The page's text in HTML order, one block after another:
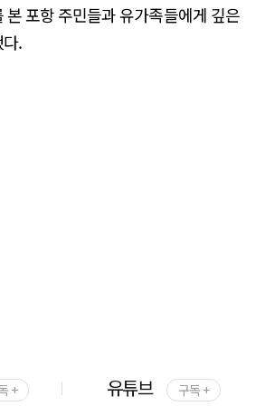
포항 주민들과 유가족들에게 깊은
.
+ 유튜브 구독 +